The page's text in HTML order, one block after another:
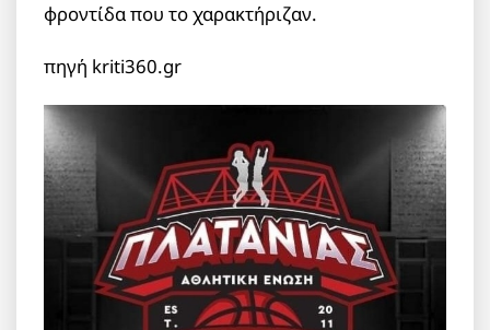
φροντίδα που το χαρακτήριζαν.
πηγή kriti360.gr